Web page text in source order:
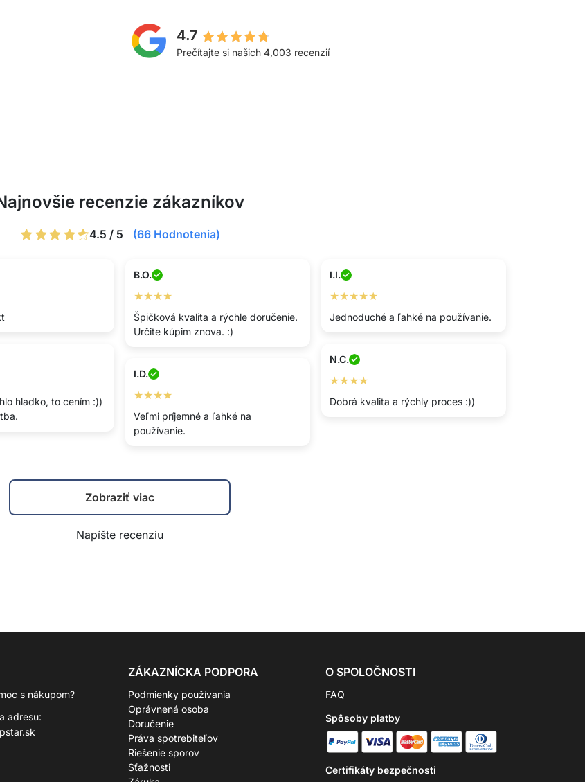
4.7
Prečítajte si našich 4,003 recenzií
recenzie zákazníkov
4.5 / 5 (66 Hodnotenia)
B.O.
★★★★
Špičková kvalita a rýchle doručenie.
Určite kúpim znova. :)
I.I.
★★★★★
Jednoduché a ľahké na používanie.
hladko, to cením :))
N.C.
★★★★
Dobrá kvalita a rýchly proces :))
I.D.
★★★★
Veľmi príjemné a ľahké na
používanie.
Zobraziť viac
Napíšte recenziu
s nákupom?
adresu:
ZÁKAZNÍCKA PODPORA
Podmienky používania
Oprávnená osoba
Doručenie
Práva spotrebiteľov
Riešenie sporov
Sťažnosti
O SPOLOČNOSTI
FAQ
Spôsoby platby
Certifikáty bezpečnosti